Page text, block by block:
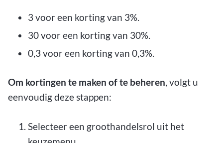
3 voor een korting van 3%.
30 voor een korting van 30%.
0,3 voor een korting van 0,3%.
Om kortingen te maken of te beheren, volgt u
eenvoudig deze stappen:
Selecteer een groothandelsrol uit het